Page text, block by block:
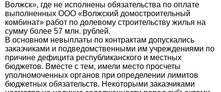
Волжск», где не исполнены обязательства по оплате
выполненных ООО «Волжский домостроительный
комбинат» работ по долевому строительству жилья на
сумму более 57 млн. рублей.
В основном невыплаты по контрактам допускались
заказчиками и подведомственными им учреждениями по
причине дефицита республиканского и местных
бюджетов. Вместе с тем, имели место просчеты
уполномоченных органов при определении лимитов
бюджетных обязательств. Некоторыми заказчиками